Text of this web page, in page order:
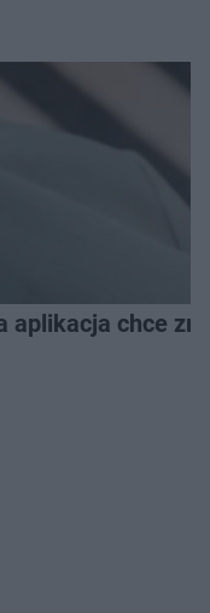
aplikacja chce